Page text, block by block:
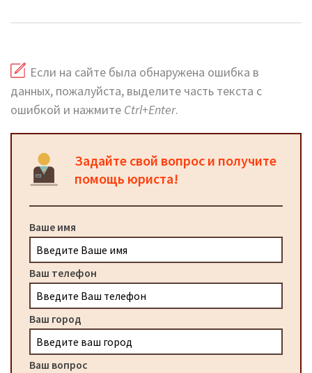
Если на сайте была обнаружена ошибка в
данных, пожалуйста, выделите часть текста с
ошибкой и нажмите Ctrl+Enter.
Задайте свой вопрос и получите
помощь юриста!
Ваше имя
Ваш телефон
Ваш город
Ваш вопрос